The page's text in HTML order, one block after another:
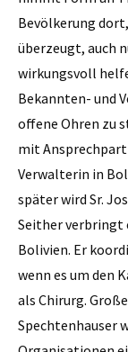
Bevölkerung
überzeugt, auch
wirkungsvoll
Bekannten- und
offene Ohren zu
mit
Verwalterin in
später wird Sr.
Seither verbringt
Bolivien. Er
wenn es um den
als Chirurg.
Spechtenhauser